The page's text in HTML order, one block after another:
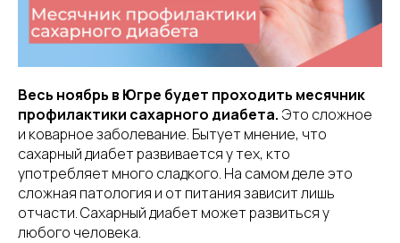
Весь ноябрь в Югре будет проходить месячник
профилактики сахарного диабета. Это сложное
и коварное заболевание. Бытует мнение, что
сахарный диабет развивается у тех, кто
употребляет много сладкого. На самом деле это
сложная патология и от питания зависит лишь
отчасти. Сахарный диабет может развиться у
любого человека.